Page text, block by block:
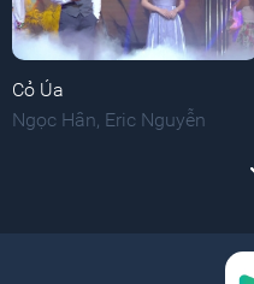
Cỏ Úa
Ngọc Hân Eric Nguyễn